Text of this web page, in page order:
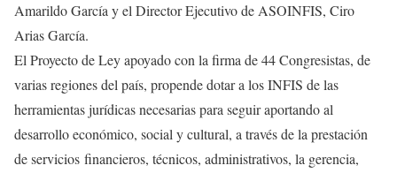
Amarildo García y el Director Ejecutivo de ASOINFIS, Ciro
Arias García.
El Proyecto de Ley apoyado con la firma de 44 Congresistas, de
varias regiones del país, propende dotar a los INFIS de las
herramientas jurídicas necesarias para seguir aportando al
desarrollo económico, social y cultural, a través de la prestación
de servicios financieros, técnicos, administrativos, la gerencia,